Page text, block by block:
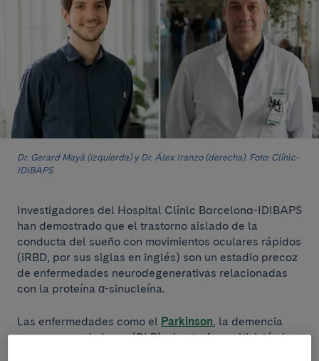
Dr. Gerard Mayà (izquierda) y Dr. Álex Iranzo (derecha). Foto: Clínic-
IDIBAPS
Investigadores del Hospital Clínic Barcelona-IDIBAPS
han demostrado que el trastorno aislado de la
conducta del sueño con movimientos oculares rápidos
(iRBD, por sus siglas en inglés) son un estadio precoz
de enfermedades neurodegenerativas relacionadas
con la proteína α-sinucleína.
Las enfermedades como el Parkinson, la demencia
con cuerpos de Lewy (DLB) y la atrofia multisistémica